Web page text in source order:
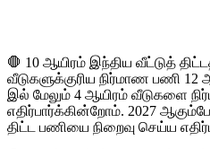
🛑 10 ஆயிரம் இந்திய வீட்டுத்
வீடுகளுக்குரிய நிர்மாண பணி 12
இல் மேலும் 4 ஆயிரம் வீடுகளை
எதிர்பார்க்கின்றோம். 2027
திட்ட பணியை நிறைவு செய்ய